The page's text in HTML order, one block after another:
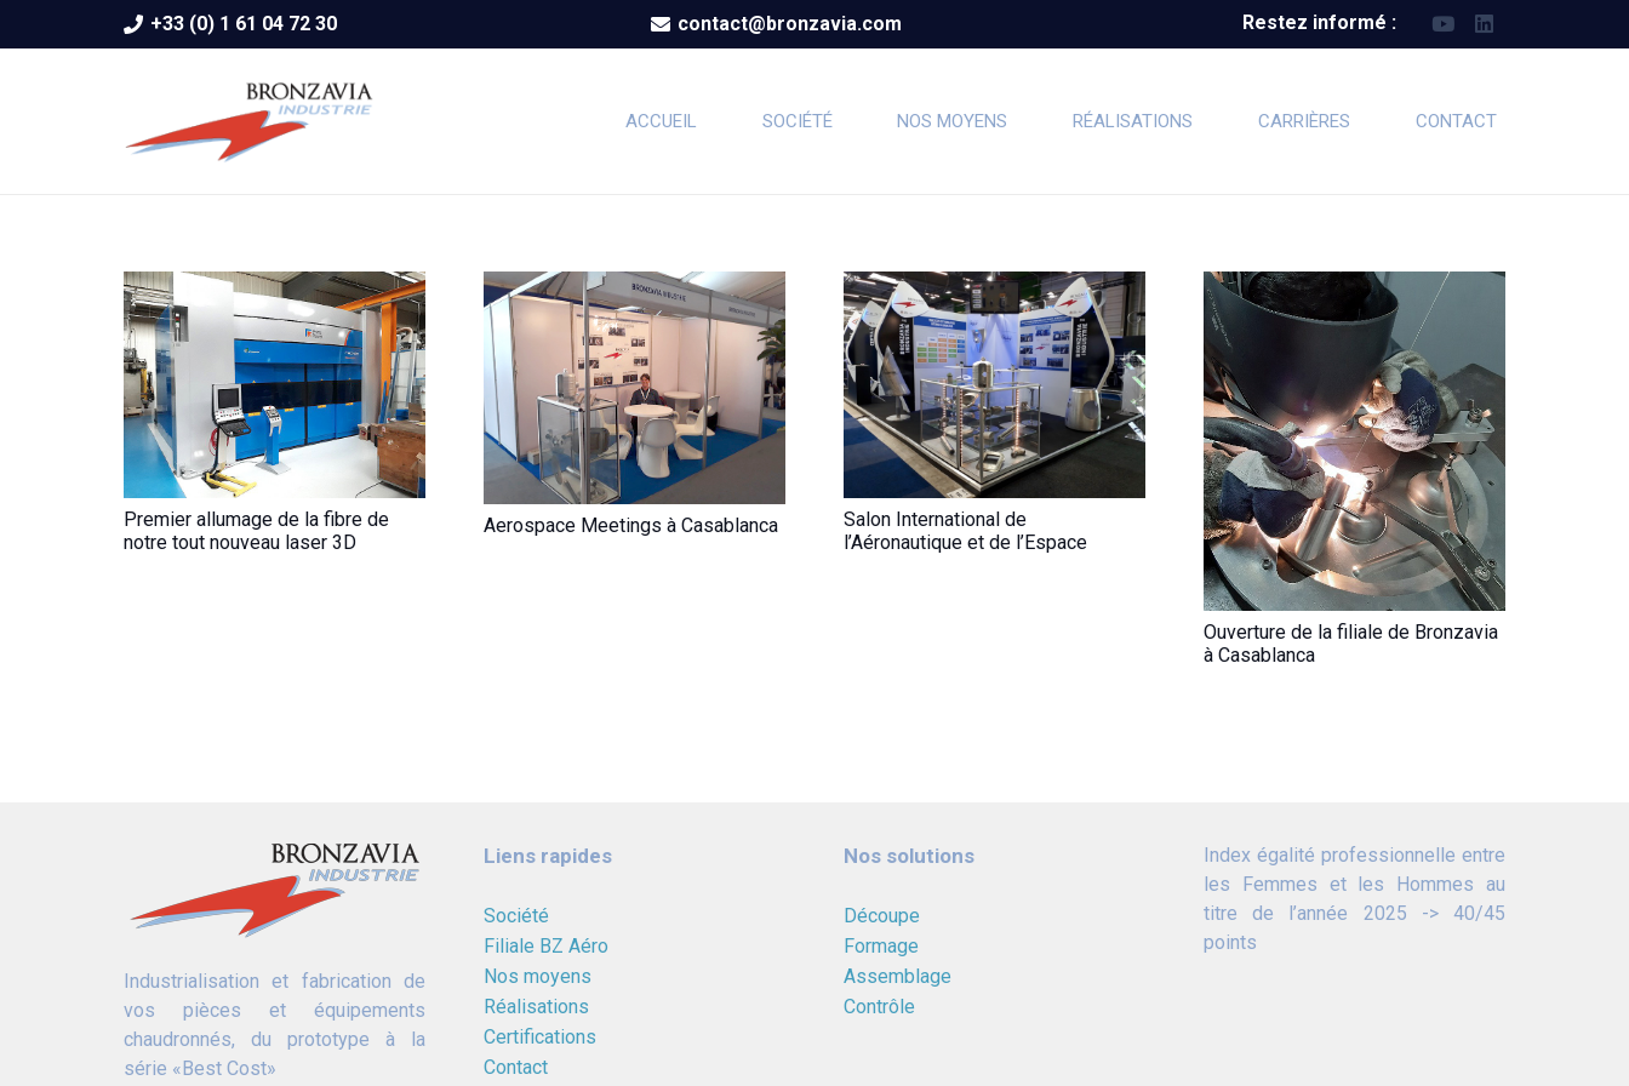
+33 (0) 1 61 04 72 30 contact@bronzavia.com Restez informé :
ACCUEIL SOCIÉTÉ NOS MOYENS RÉALISATIONS CARRIÈRES CONTACT
Premier allumage de la fibre de
notre tout nouveau laser 3D
Aerospace Meetings à Casablanca
Salon International de
l’Aéronautique et de l’Espace
Ouverture de la filiale de Bronzavia
à Casablanca
Industrialisation et fabrication de
vos pièces et équipements
chaudronnés, du prototype à la
série «Best Cost»
Liens rapides
Société
Filiale BZ Aéro
Nos moyens
Réalisations
Certifications
Contact
Nos solutions
Découpe
Formage
Assemblage
Contrôle
Index égalité professionnelle entre
les Femmes et les Hommes au
titre de l’année 2025 -> 40/45
points